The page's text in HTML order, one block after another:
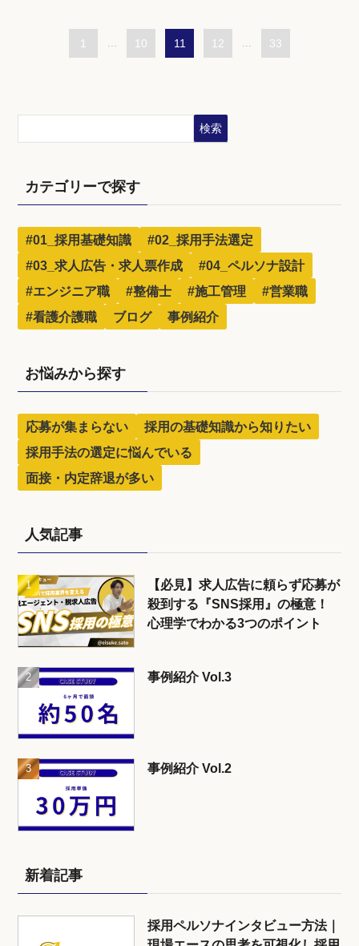
1 ... 10 11 12 ... 33
検索
カテゴリーで探す
#01_採用基礎知識
#02_採用手法選定
#03_求人広告・求人票作成
#04_ペルソナ設計
#エンジニア職
#整備士 #施工管理
#営業職
#看護介護職
ブログ 事例紹介
お悩みから探す
応募が集まらない
採用の基礎知識から知りたい
採用手法の選定に悩んでいる
面接・内定辞退が多い
人気記事
【必見】求人広告に頼らず応募が
殺到する『SNS採用』の極意！
心理学でわかる3つのポイント
事例紹介 Vol.3
事例紹介 Vol.2
新着記事
採用ペルソナインタビュー方法｜